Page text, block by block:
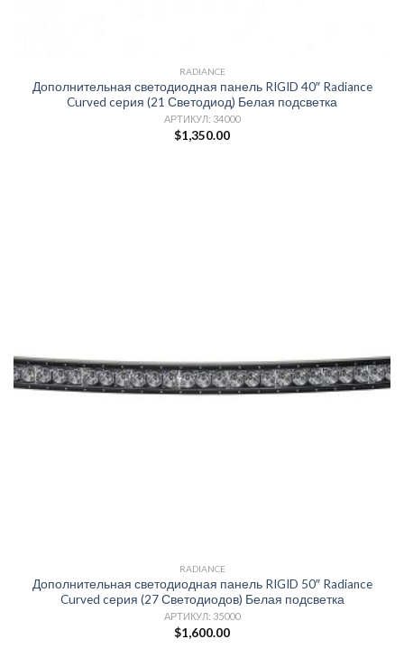
RADIANCE
Дополнительная светодиодная панель RIGID 40″ Radiance
Curved cерия (21 Светодиод) Белая подсветка
АРТИКУЛ: 34000
$1,350.00
RADIANCE
Дополнительная светодиодная панель RIGID 50″ Radiance
Curved cерия (27 Светодиодов) Белая подсветка
АРТИКУЛ: 35000
$1,600.00